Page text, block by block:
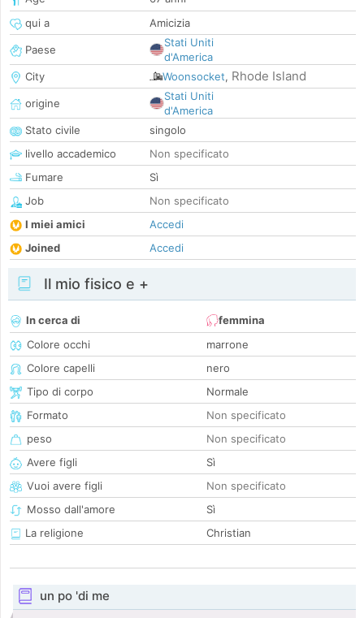
qui a
Amicizia
Paese
Stati Uniti
d'America
City
Woonsocket, Rhode Island
origine
Stati Uniti
d'America
Stato civile
singolo
livello accademico
Non specificato
Fumare
Sì
Job
Non specificato
I miei amici
Accedi
Joined
Accedi
Il mio fisico e +
In cerca di
femmina
Colore occhi
marrone
Colore capelli
nero
Tipo di corpo
Normale
Formato
Non specificato
peso
Non specificato
Avere figli
Sì
Vuoi avere figli
Non specificato
Mosso dall'amore
Sì
La religione
Christian
un po 'di me